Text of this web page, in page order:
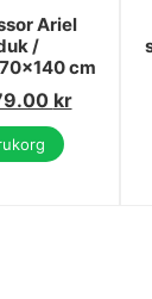
Ariel
/
cm
kr